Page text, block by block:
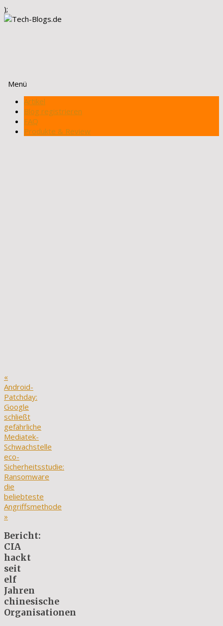
);
Menü
Zum
Inhalt
springen
Artikel
Blog registrieren
FAQ
Produkte & Review
«
Android-
Patchday:
Google
schließt
gefährliche
Mediatek-
Schwachstelle
eco-
Sicherheitsstudie:
Ransomware
die
beliebteste
Angriffsmethode
»
Bericht:
CIA
hackt
seit
elf
Jahren
chinesische
Organisationen